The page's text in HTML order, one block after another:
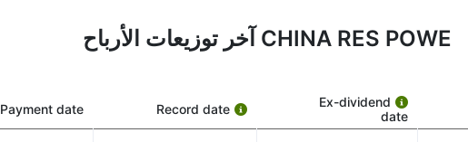
CHINA RES POWE آخر توزيعات الأرباح
Ex-dividend
date
Record date
Payment date